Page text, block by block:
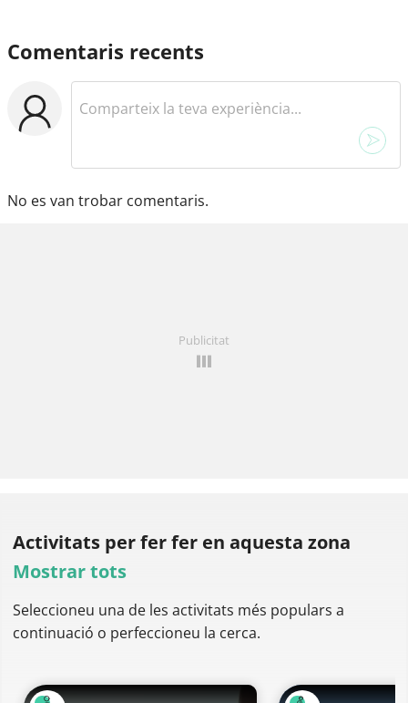
Comentaris recents
No es van trobar comentaris.
Publicitat
Activitats per ferfer en aquesta zona
Mostrar tots
Seleccioneu una de les activitats més populars a
continuació o perfeccioneu la cerca.